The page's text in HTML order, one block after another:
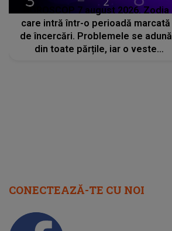
HOROSCOP 7 august 2026. Zodia
care intră într-o perioadă marcată
de încercări. Problemele se adună
din toate părțile, iar o veste
CONECTEAZĂ-TE CU NOI